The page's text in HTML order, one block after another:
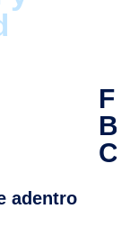
adentro